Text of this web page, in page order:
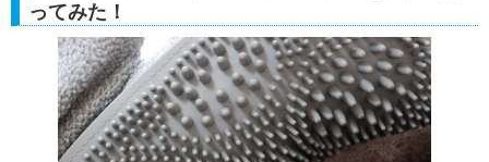
ってみた！